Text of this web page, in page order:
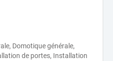
Domotique générale,
de portes, Installation